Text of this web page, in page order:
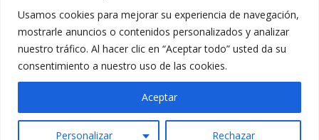
Usamos cookies para mejorar su experiencia de navegación,
mostrarle anuncios o contenidos personalizados y analizar
nuestro tráfico. Al hacer clic en “Aceptar todo” usted da su
consentimiento a nuestro uso de las cookies.
Personalizar Rechazar
Aceptar